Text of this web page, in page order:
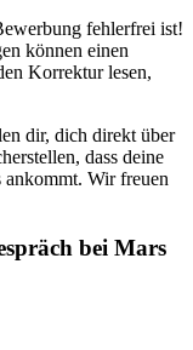
fehlerfrei ist!
können einen
Korrektur lesen,
dir, dich direkt über
dass deine
Wir freuen
bei Mars